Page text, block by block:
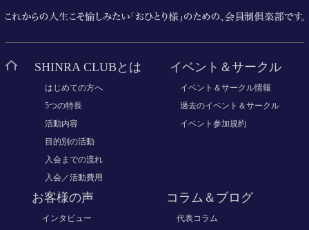
SHINRA CLUBとは
はじめての方へ
5つの特長
活動内容
目的別の活動
入会までの流れ
入会／活動費用
イベント＆サークル
イベント＆サークル情報
過去のイベント＆サークル
イベント参加規約
お客様の声
インタビュー
コラム＆ブログ
代表コラム